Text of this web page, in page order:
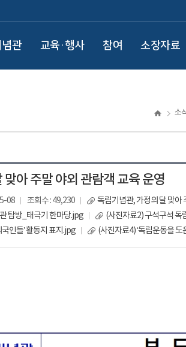
념관 교육·행사 참여 소장자료
소
아 주말 야외 관람객 교육 운영
08 조회수 : 49,230
독립기념관, 가정의 달 맞아
탐방_태극기 한마당.jpg
(사진자료2) 구석구석
인들’ 활동지 표지.jpg
(사진자료4) ‘독립운동을 도